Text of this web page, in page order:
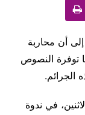
إلى أن محاربة
توفرة النصوص
الجرائم.
في ندوة